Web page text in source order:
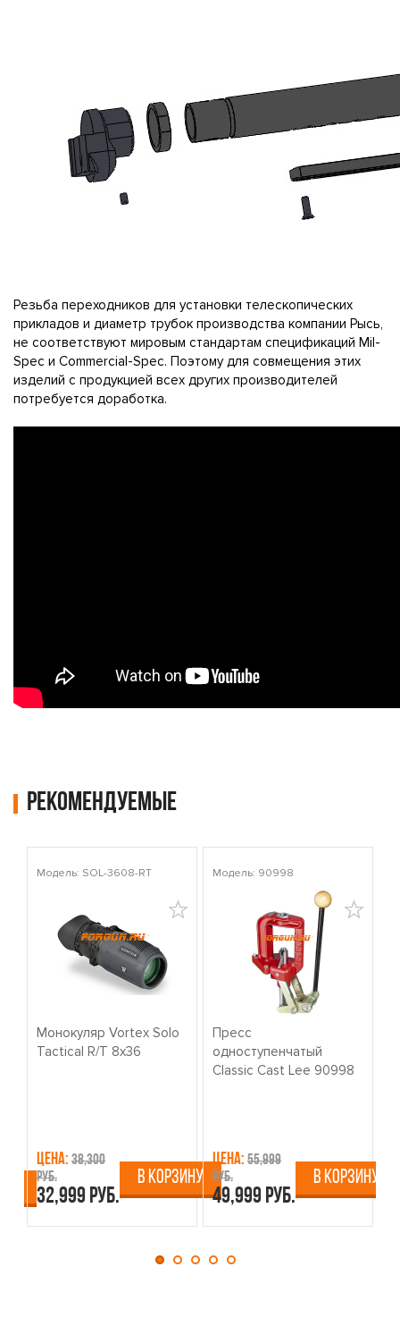
Резьба переходников для установки телескопических
прикладов и диаметр трубок производства компании Рысь,
не соответствуют мировым стандартам спецификаций Mil-
Spec и Commercial-Spec. Поэтому для совмещения этих
изделий с продукцией всех других производителей
потребуется доработка.
Рекомендуемые
Модель: SOL-3608-RT
Монокуляр Vortex Solo
Tactical R/T 8x36
Цена: 38,300
руб.
32,999 руб.
В КОРЗИНУ
Модель: 90998
Пресс
одноступенчатый
Classic Cast Lee 90998
Цена: 55,999
руб.
49,999 руб.
В КОРЗИНУ